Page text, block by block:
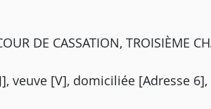
DE CASSATION, TROISIÈME
veuve [V], domiciliée [Adresse 6],